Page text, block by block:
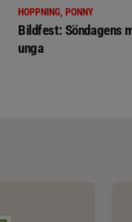
HOPPNING, PONNY
Bildfest: Söndagens
unga